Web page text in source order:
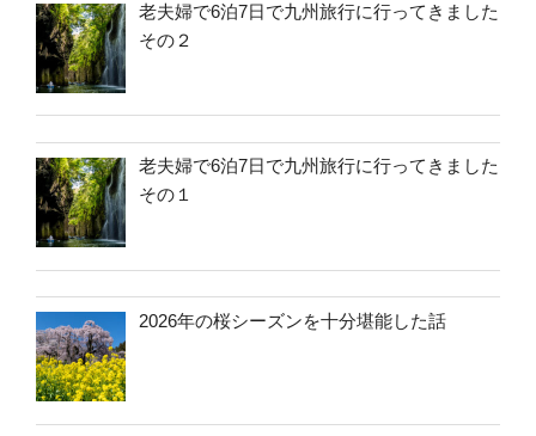
老夫婦で6泊7日で九州旅行に行ってきました
その２
老夫婦で6泊7日で九州旅行に行ってきました
その１
2026年の桜シーズンを十分堪能した話